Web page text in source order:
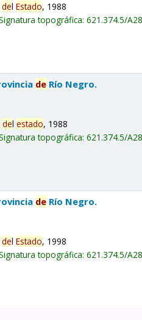
delEstado, 1988
topográfica:621.374.5/
de Río Negro.
delestado, 1988
topográfica:621.374.5/
de Río Negro.
delEstado, 1998
topográfica:621.374.5/